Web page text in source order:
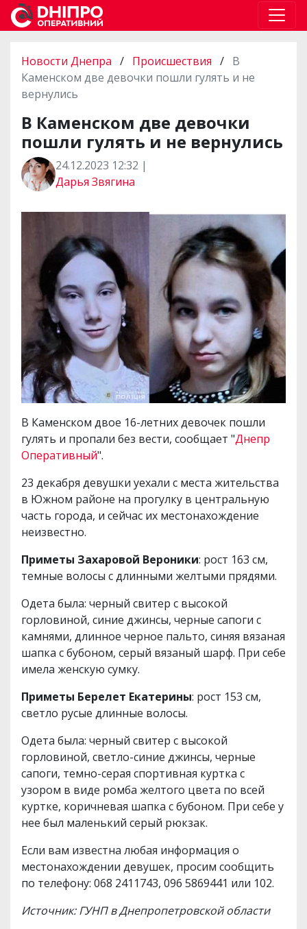
Новости Днепра / Происшествия / В
Каменском две девочки пошли гулять и не
вернулись
В Каменском две девочки
пошли гулять и не вернулись
24.12.2023 12:32 |
Дарья Звягина
В Каменском двое 16-летних девочек пошли
гулять и пропали без вести, сообщает "Днепр
Оперативный".
23 декабря девушки уехали с места жительства
в Южном районе на прогулку в центральную
часть города, и сейчас их местонахождение
неизвестно.
Приметы Захаровой Вероники: рост 163 см,
темные волосы с длинными желтыми прядями.
Одета была: черный свитер с высокой
горловиной, синие джинсы, черные сапоги с
камнями, длинное черное пальто, синяя вязаная
шапка с бубоном, серый вязаный шарф. При себе
имела женскую сумку.
Приметы Берелет Екатерины: рост 153 см,
светло русые длинные волосы.
Одета была: черный свитер с высокой
горловиной, светло-синие джинсы, черные
сапоги, темно-серая спортивная куртка с
узором в виде ромба желтого цвета по всей
куртке, коричневая шапка с бубоном. При себе у
нее был маленький серый рюкзак.
Если вам известна любая информация о
местонахождении девушек, просим сообщить
по телефону: 068 2411743, 096 5869441 или 102.
Источник: ГУНП в Днепропетровской области